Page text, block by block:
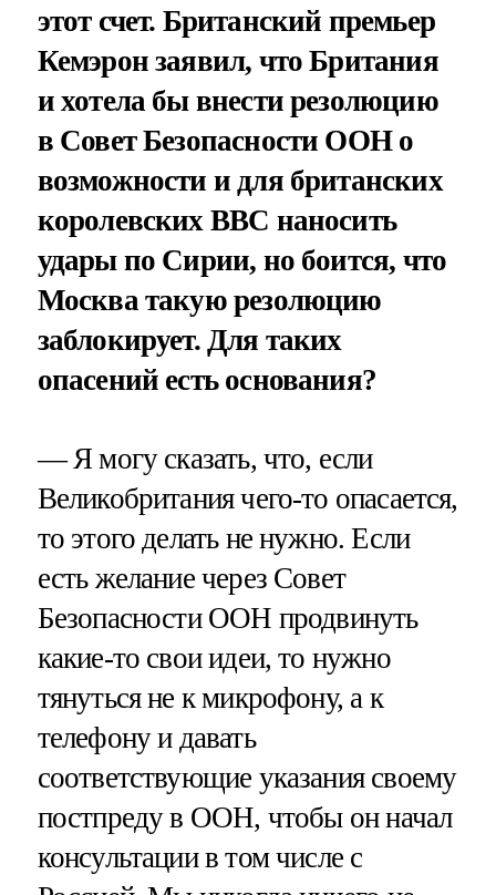
этот счет. Британский премьер
Кемэрон заявил, что Британия
и хотела бы внести резолюцию
в Совет Безопасности ООН о
возможности и для британских
королевских ВВС наносить
удары по Сирии, но боится, что
Москва такую резолюцию
заблокирует. Для таких
опасений есть основания?
— Я могу сказать, что, если
Великобритания чего-то опасается,
то этого делать не нужно. Если
есть желание через Совет
Безопасности ООН продвинуть
какие-то свои идеи, то нужно
тянуться не к микрофону, а к
телефону и давать
соответствующие указания своему
постпреду в ООН, чтобы он начал
консультации в том числе с